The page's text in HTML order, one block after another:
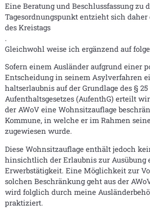
Eine Beratung und Beschlussfassung zu
Tagesordnungspunkt entzieht sich daher
des Kreistags
.
Gleichwohl weise ich ergänzend auf
Sofern einem Ausländer aufgrund einer
Entscheidung in seinem Asylverfahren
haltserlaubnis auf der Grundlage des § 25
Aufenthaltsgesetzes (AufenthG) erteilt
der AWoV eine Wohnsitzauflage
Kommune, in welche er im Rahmen
zugewiesen wurde.
Diese Wohnsitzauflage enthält jedoch
hinsichtlich der Erlaubnis zur Ausübung
Erwerbstätigkeit. Eine Möglichkeit zur
solchen Beschränkung geht aus der
wird folglich durch meine
praktiziert.